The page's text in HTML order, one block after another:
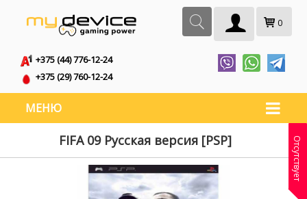
0
+375 (44) 776-12-24
+375 (29) 760-12-24
МЕНЮ
FIFA 09 Русская версия [PSP] Отсутствует